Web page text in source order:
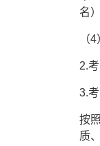
名
（
2.
3.
按
质